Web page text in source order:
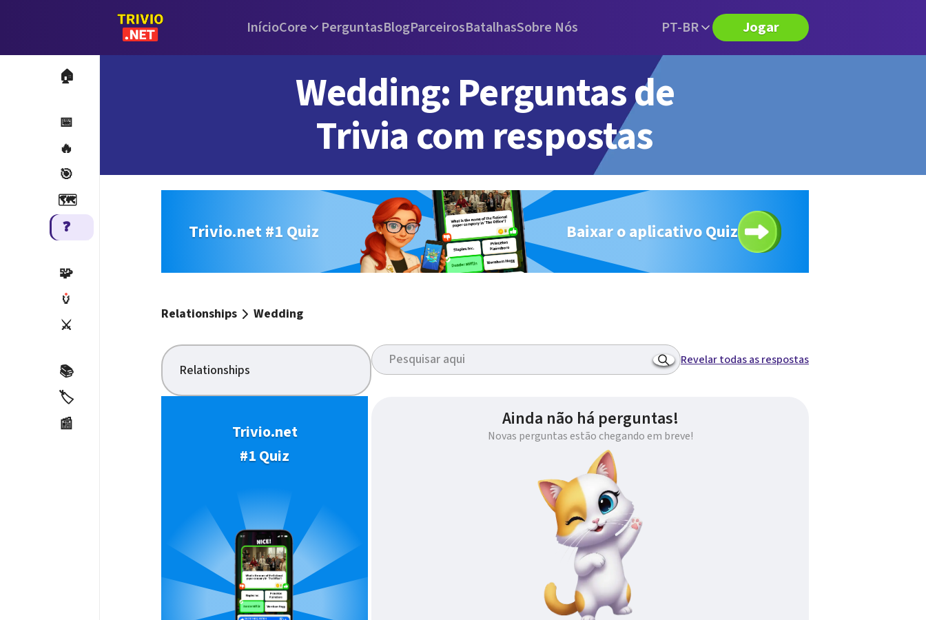
InícioCore PerguntasBlogParceirosBatalhasSobre Nós PT-BR Jogar
🏠
📅
🔥
🎯
🗺️
❓
🧩
🏺
⚔️
📚
🏷️
📰
Wedding: Perguntas de
Trivia com respostas
Trivio.net #1 Quiz Baixar o aplicativo Quiz
Relationships Wedding
Relationships
Trivio.net
#1 Quiz
Revelar todas as respostas
Ainda não há perguntas!
Novas perguntas estão chegando em breve!